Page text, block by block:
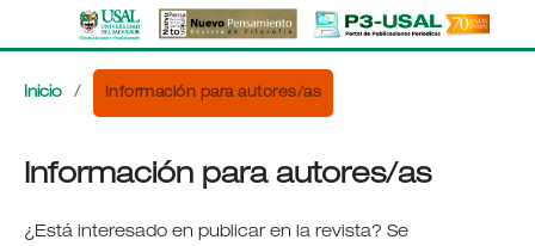
Inicio / Información para autores/as
Información para autores/as
¿Está interesado en publicar en la revista? Se